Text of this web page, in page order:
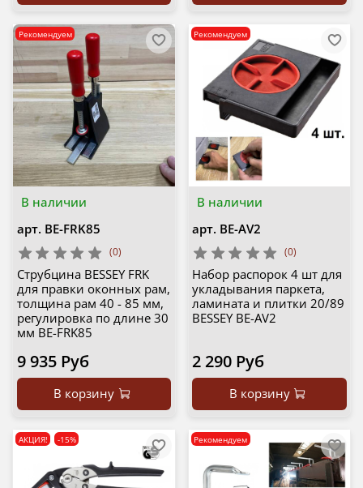
В наличии
Рекомендуем
арт. BE-FRK85
(0)
Струбцина BESSEY FRK
для правки оконных рам,
толщина рам 40 - 85 мм,
регулировка по длине 30
мм BE-FRK85
9 935 Руб
В корзину
В наличии
Рекомендуем
арт. BE-AV2
(0)
Набор распорок 4 шт для
укладывания паркета,
ламината и плитки 20/89
BESSEY BE-AV2
2 290 Руб
В корзину
АКЦИЯ! -15% Рекомендуем